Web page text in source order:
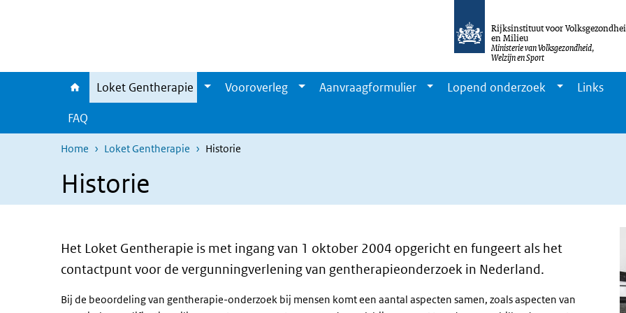
Rijksinstituut voor
en Milieu
Ministerie van Volksgezondheid,
Welzijn en Sport
Loket Gentherapie Vooroverleg Aanvraagformulier Lopend onderzoek
Links
FAQ
Home Loket Gentherapie Historie
Historie
Het Loket Gentherapie is met ingang van 1 oktober 2004 opgericht en fungeert als het
contactpunt voor de vergunningverlening van gentherapieonderzoek in Nederland.
Bij de beoordeling van gentherapie-onderzoek bij mensen komt een aantal aspecten samen, zoals aspecten van